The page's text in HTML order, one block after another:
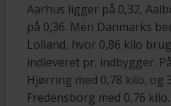
Aarhus ligger på 0,32,
på 0,36. Men Danmarks
Lolland, hvor 0,86 kilo
indleveret pr. indbygger.
Hjørring med 0,78 kilo, og
Fredensborg med 0,76 kilo.